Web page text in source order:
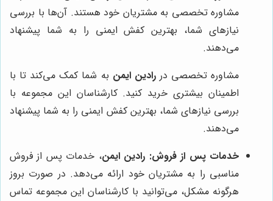
مشاوره تخصصی به مشتریان خود هستند. آن‌ها با بررسی
نیازهای شما، بهترین کفش ایمنی را به شما پیشنهاد
می‌دهند.
مشاوره تخصصی دررادین ایمن به شما کمک می‌کند تا با
اطمینان بیشتری خرید کنید. کارشناسان این مجموعه با
بررسی نیازهای شما، بهترین کفش ایمنی را به شما پیشنهاد
می‌دهند.
خدمات پس از فروش: رادین ایمن، خدمات پس از فروش
مناسبی را به مشتریان خود ارائه می‌دهد. در صورت بروز
هرگونه مشکل، می‌توانید با کارشناسان این مجموعه تماس